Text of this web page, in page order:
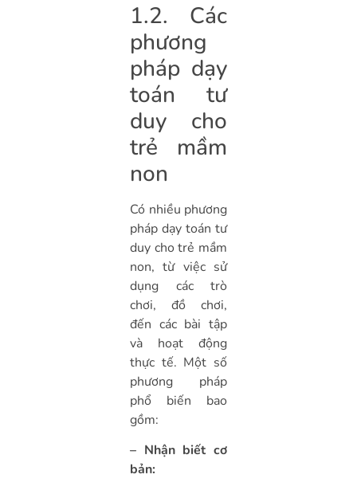
1.2. Các
phương
pháp dạy
toán tư
duy cho
trẻ mầm
non
Có nhiều phương
pháp dạy toán tư
duy cho trẻ mầm
non, từ việc sử
dụng các trò
chơi, đồ chơi,
đến các bài tập
và hoạt động
thực tế. Một số
phương pháp
phổ biến bao
gồm:
– Nhận biết cơ
bản: